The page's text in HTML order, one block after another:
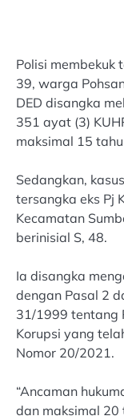
Polisi membekuk
39, warga
DED disangka
351 ayat (3)
maksimal 15
Sedangkan,
tersangka eks Pj
Kecamatan
berinisial S, 48.
Ia disangka
dengan Pasal 2
31/1999 tentang
Korupsi yang
Nomor 20/2021.
“Ancaman
dan maksimal 20